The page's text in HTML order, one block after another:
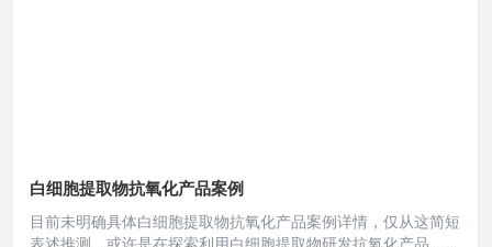
白细胞提取物抗氧化产品案例
目前未明确具体白细胞提取物抗氧化产品案例详情，仅从这简短
表述推测，或许是在探索利用白细胞提取物研发抗氧化产品，可